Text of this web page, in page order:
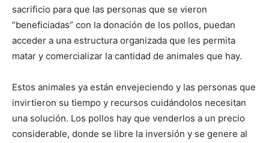
sacrificio para que las personas que se vieron
“beneficiadas” con la donación de los pollos, puedan
acceder a una estructura organizada que les permita
matar y comercializar la cantidad de animales que hay.
Estos animales ya están envejeciendo y las personas que
invirtieron su tiempo y recursos cuidándolos necesitan
una solución. Los pollos hay que venderlos a un precio
considerable, donde se libre la inversión y se genere al